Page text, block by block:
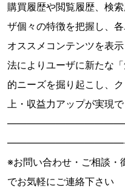
購買履歴や閲覧履歴、検
ザ個々の特徴を把握し、
オススメコンテンツを表
法によりユーザに新たな
的ニーズを掘り起こし、
上・収益力アップが実現で
※お問い合わせ・ご相談・
でお気軽にご連絡下さい